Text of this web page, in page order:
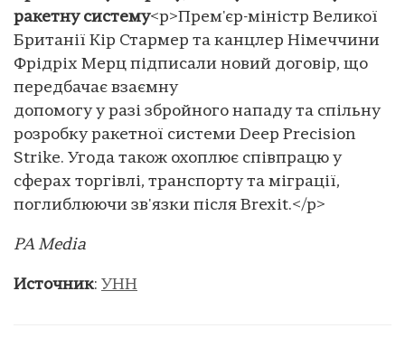
ракетну систему<p>Прем'єр-міністр Великої
Британії Кір Стармер та канцлер Німеччини
Фрідріх Мерц підписали новий договір, що
передбачає взаємну
допомогу у разі збройного нападу та спільну
розробку ракетної системи Deep Precision
Strike. Угода також охоплює співпрацю у
сферах торгівлі, транспорту та міграції,
поглиблюючи зв'язки після Brexit.</p>
PA Media
Источник: УНН